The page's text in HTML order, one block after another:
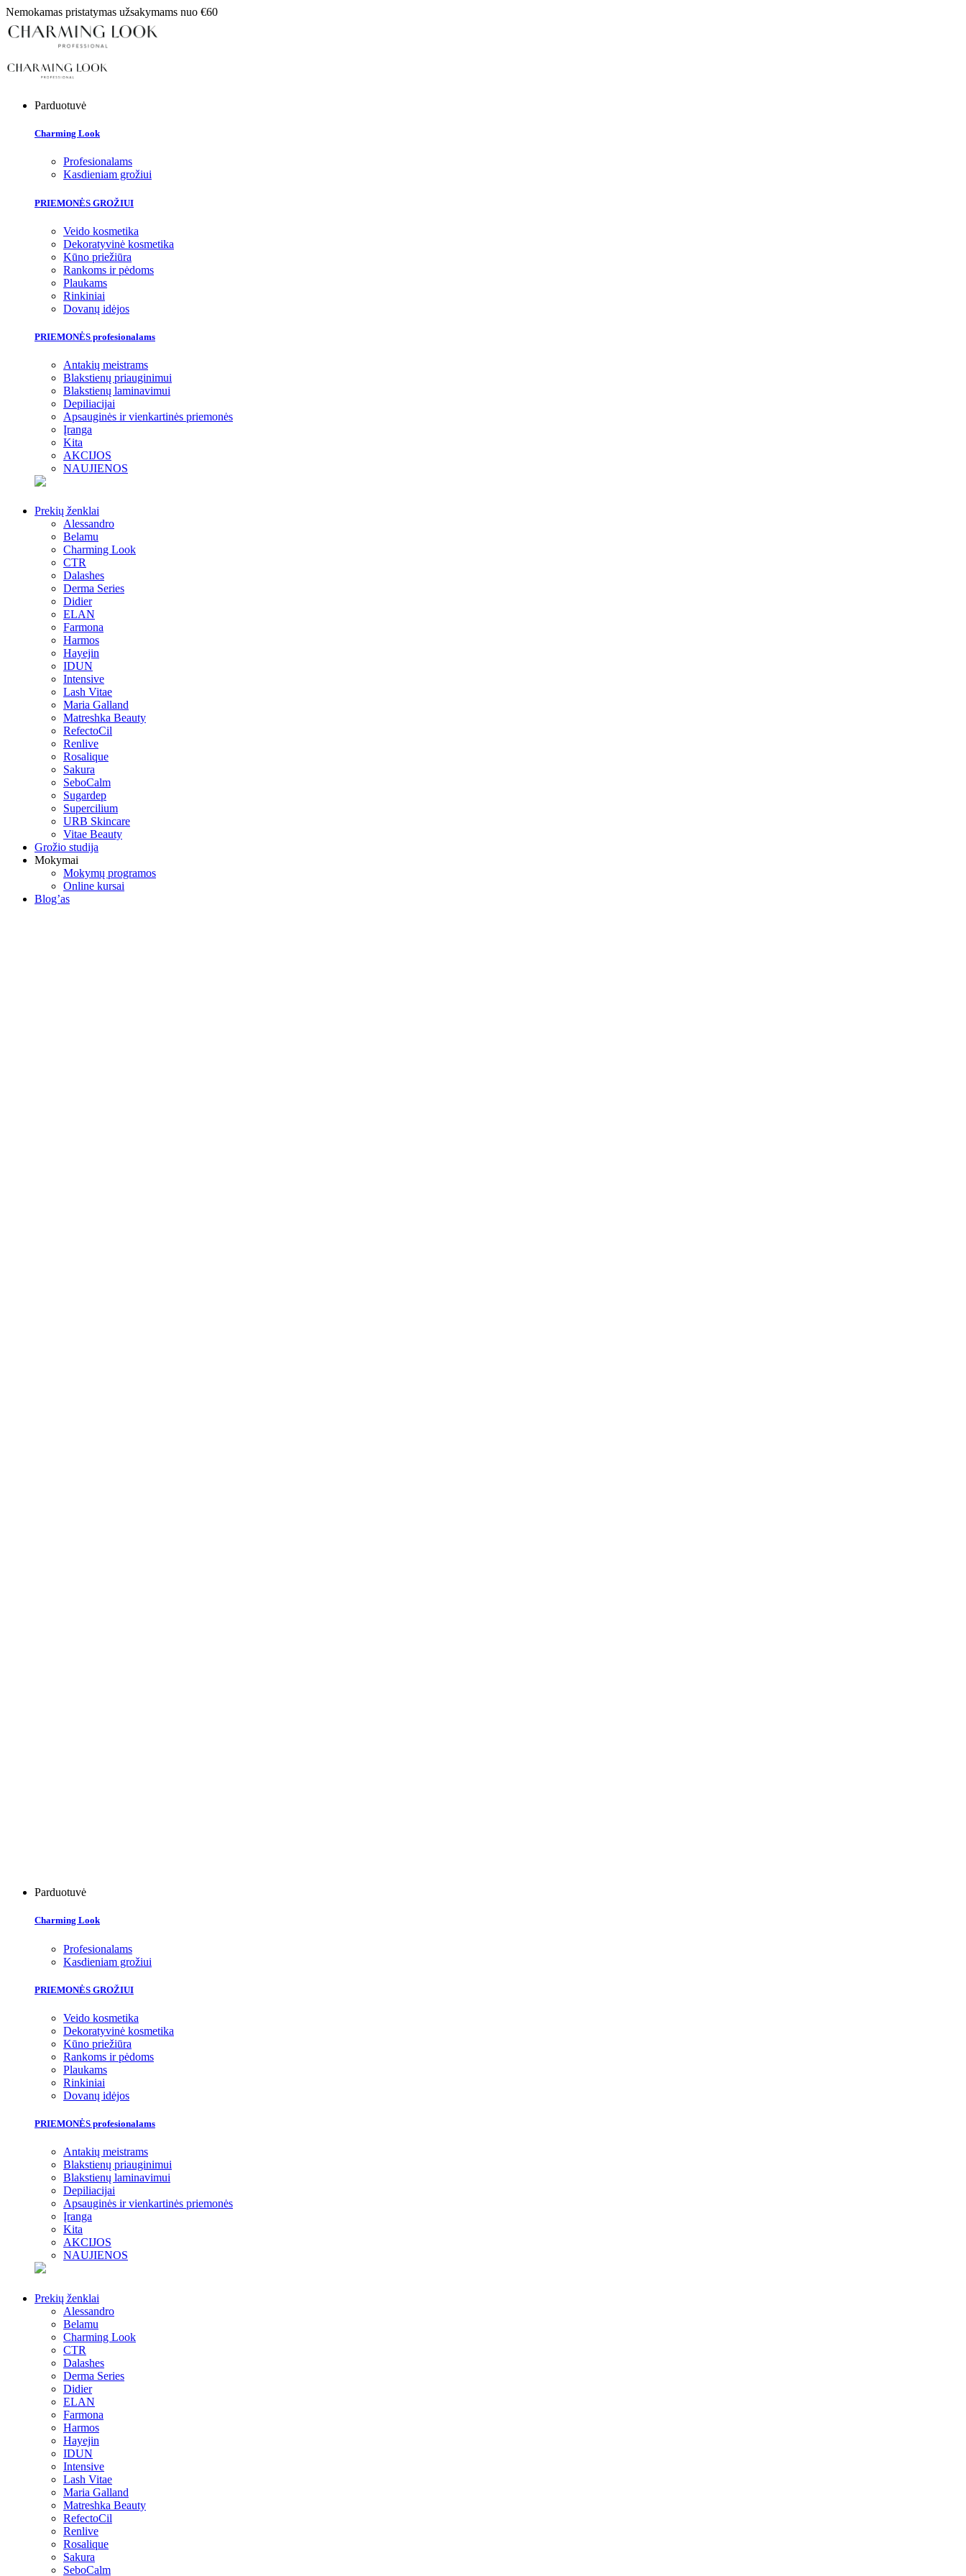
Nemokamas pristatymas užsakymams nuo €60
Parduotuvė
Charming Look
Profesionalams
Kasdieniam grožiui
PRIEMONĖS GROŽIUI
Veido kosmetika
Dekoratyvinė kosmetika
Kūno priežiūra
Rankoms ir pėdoms
Plaukams
Rinkiniai
Dovanų idėjos
PRIEMONĖS profesionalams
Antakių meistrams
Blakstienų priauginimui
Blakstienų laminavimui
Depiliacijai
Apsauginės ir vienkartinės priemonės
Įranga
Kita
AKCIJOS
NAUJIENOS
Prekių ženklai
Alessandro
Belamu
Charming Look
CTR
Dalashes
Derma Series
Didier
ELAN
Farmona
Harmos
Hayejin
IDUN
Intensive
Lash Vitae
Maria Galland
Matreshka Beauty
RefectoCil
Renlive
Rosalique
Sakura
SeboCalm
Sugardep
Supercilium
URB Skincare
Vitae Beauty
Grožio studija
Mokymai
Mokymų programos
Online kursai
Blog’as
Parduotuvė
Charming Look
Profesionalams
Kasdieniam grožiui
PRIEMONĖS GROŽIUI
Veido kosmetika
Dekoratyvinė kosmetika
Kūno priežiūra
Rankoms ir pėdoms
Plaukams
Rinkiniai
Dovanų idėjos
PRIEMONĖS profesionalams
Antakių meistrams
Blakstienų priauginimui
Blakstienų laminavimui
Depiliacijai
Apsauginės ir vienkartinės priemonės
Įranga
Kita
AKCIJOS
NAUJIENOS
Prekių ženklai
Alessandro
Belamu
Charming Look
CTR
Dalashes
Derma Series
Didier
ELAN
Farmona
Harmos
Hayejin
IDUN
Intensive
Lash Vitae
Maria Galland
Matreshka Beauty
RefectoCil
Renlive
Rosalique
Sakura
SeboCalm